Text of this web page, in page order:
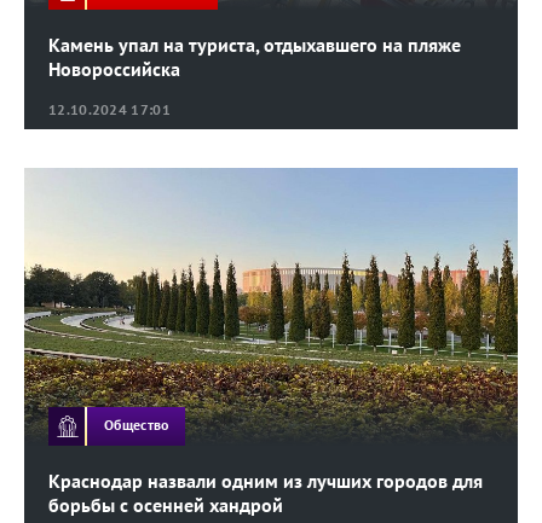
12.10.2024 17:01
Камень упал на туриста, отдыхавшего на пляже
Новороссийска
Краснодар назвали одним из лучших городов для
борьбы с осенней хандрой
Общество